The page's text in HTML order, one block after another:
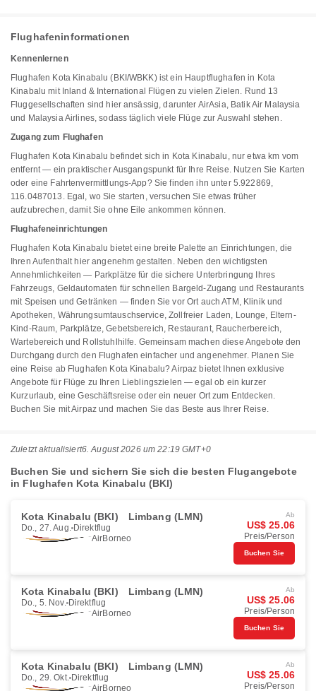
Flughafeninformationen
Kennenlernen
Flughafen Kota Kinabalu (BKI/WBKK) ist ein Hauptflughafen in Kota
Kinabalu mit Inland & International Flügen zu vielen Zielen. Rund 13
Fluggesellschaften sind hier ansässig, darunter AirAsia, Batik Air Malaysia
und Malaysia Airlines, sodass täglich viele Flüge zur Auswahl stehen.
Zugang zum Flughafen
Flughafen Kota Kinabalu befindet sich in Kota Kinabalu, nur etwa km vom
entfernt — ein praktischer Ausgangspunkt für Ihre Reise. Nutzen Sie Karten
oder eine Fahrtenvermittlungs-App? Sie finden ihn unter 5.922869,
116.0487013. Egal, wo Sie starten, versuchen Sie etwas früher
aufzubrechen, damit Sie ohne Eile ankommen können.
Flughafeneinrichtungen
Flughafen Kota Kinabalu bietet eine breite Palette an Einrichtungen, die
Ihren Aufenthalt hier angenehm gestalten. Neben den wichtigsten
Annehmlichkeiten — Parkplätze für die sichere Unterbringung Ihres
Fahrzeugs, Geldautomaten für schnellen Bargeld-Zugang und Restaurants
mit Speisen und Getränken — finden Sie vor Ort auch ATM, Klinik und
Apotheken, Währungsumtauschservice, Zollfreier Laden, Lounge, Eltern-
Kind-Raum, Parkplätze, Gebetsbereich, Restaurant, Raucherbereich,
Wartebereich und Rollstuhlhilfe. Gemeinsam machen diese Angebote den
Durchgang durch den Flughafen einfacher und angenehmer. Planen Sie
eine Reise ab Flughafen Kota Kinabalu? Airpaz bietet Ihnen exklusive
Angebote für Flüge zu Ihren Lieblingszielen — egal ob ein kurzer
Kurzurlaub, eine Geschäftsreise oder ein neuer Ort zum Entdecken.
Buchen Sie mit Airpaz und machen Sie das Beste aus Ihrer Reise.
Zuletzt aktualisiert6. August 2026 um 22:19 GMT+0
Buchen Sie und sichern Sie sich die besten Flugangebote
in Flughafen Kota Kinabalu (BKI)
Kota Kinabalu (BKI) Limbang (LMN)
Do., 27. Aug. Direktflug
AirBorneo
Ab
US$ 25.06
Preis/Person
Buchen Sie
Kota Kinabalu (BKI) Limbang (LMN)
Do., 5. Nov. Direktflug
AirBorneo
Ab
US$ 25.06
Preis/Person
Buchen Sie
Kota Kinabalu (BKI) Limbang (LMN)
Do., 29. Okt. Direktflug
AirBorneo
Ab
US$ 25.06
Preis/Person